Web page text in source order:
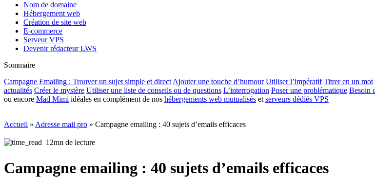
Nom de domaine
Hébergement web
Création de site web
E-commerce
Serveur VPS
Devenir rédacteur LWS
Sommaire
Campagne Emailing : Trouver un sujet simple et direct Ajouter une touche d’humour Utiliser l’impératif Titrer en un mot
actualités Créer le mystère Utiliser une liste de conseils ou de questions L’interrogation Poser une problématique Besoin
ou encore Mad Mimi idéales en complément de nos hébergements web mutualisés et serveurs dédiés VPS
Accueil » Adresse mail pro » Campagne emailing : 40 sujets d’emails efficaces
12mn de lecture
Campagne emailing : 40 sujets d’emails efficaces